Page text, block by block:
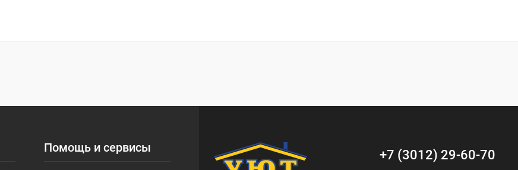
Помощь и сервисы +7 (3012) 29-60-70